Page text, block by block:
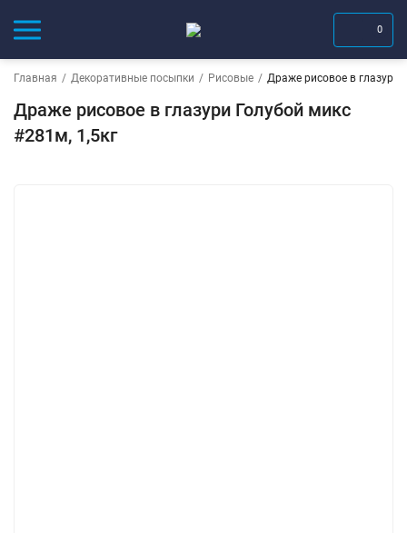
0
Главная / Декоративные посыпки / Рисовые / Драже рисовое в глазури
Драже рисовое в глазури Голубой микс
#281м, 1,5кг